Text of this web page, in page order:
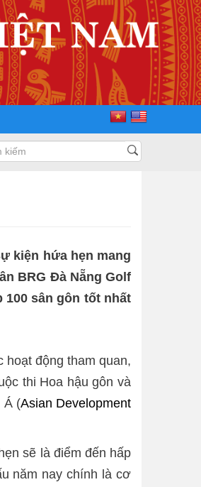
tái đắc cử Chủ tịch Hội Doanh nhân Tư
kiện hứa hẹn mang
BRG Đà Nẵng Golf
100 sân gôn tốt nhất
hoạt động tham quan,
thi Hoa hậu gôn và
Á (Asian Development
sẽ là điểm đến hấp
năm nay chính là cơ